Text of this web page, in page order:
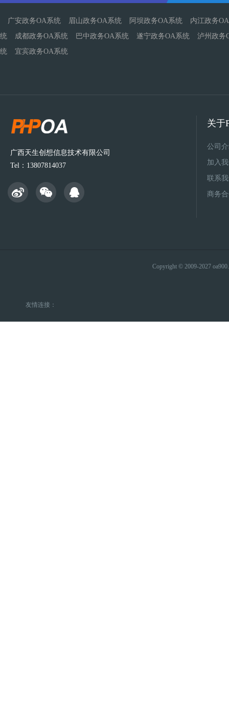
广安政务OA系统 眉山政务OA系统 阿坝政务OA系统
内江政务
统
成都政务OA系统 巴中政务OA系统 遂宁政务OA系统
泸州政务
统
宜宾政务OA系统
广西天生创想信息技术有限公司
Tel：13807814037
关于
公司
加入
联系
商务
Copyright © 2009-2027
友情连接：